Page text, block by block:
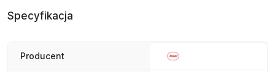
Specyfikacja
Producent